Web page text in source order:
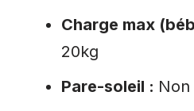
Charge max
20kg
Pare-soleil : Non